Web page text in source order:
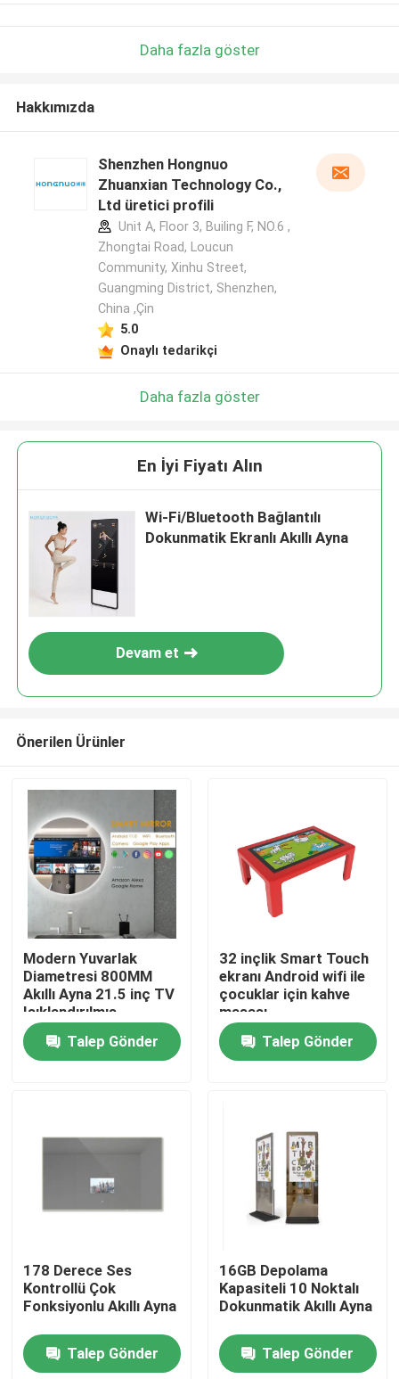
Ana sayfa
Ürünler
VİDEOLAR
Daha fazla göster
Hakkımızda
Shenzhen Hongnuo
Zhuanxian Technology Co.,
Ltd üretici profili
Unit A, Floor 3, Builing F, NO.6 ,
Zhongtai Road, Loucun
Community, Xinhu Street,
Guangming District, Shenzhen,
China ,Çin
5.0
Onaylı tedarikçi
Daha fazla göster
En İyi Fiyatı Alın
Wi-Fi/Bluetooth Bağlantılı
Dokunmatik Ekranlı Akıllı Ayna
Devam et
Önerilen Ürünler
Modern Yuvarlak
Diametresi 800MM
Akıllı Ayna 21.5 inç TV
Işıklandırılmış
Dokunmatik Ekran LED
Akıllı Ayna Deri
Analizörü Sihirli Ayna
Talep Gönder
32 inçlik Smart Touch
ekranı Android wifi ile
çocuklar için kahve
masası
Talep Gönder
178 Derece Ses
Kontrollü Çok
Fonksiyonlu Akıllı Ayna
Talep Gönder
16GB Depolama
Kapasiteli 10 Noktalı
Dokunmatik Akıllı Ayna
Talep Gönder